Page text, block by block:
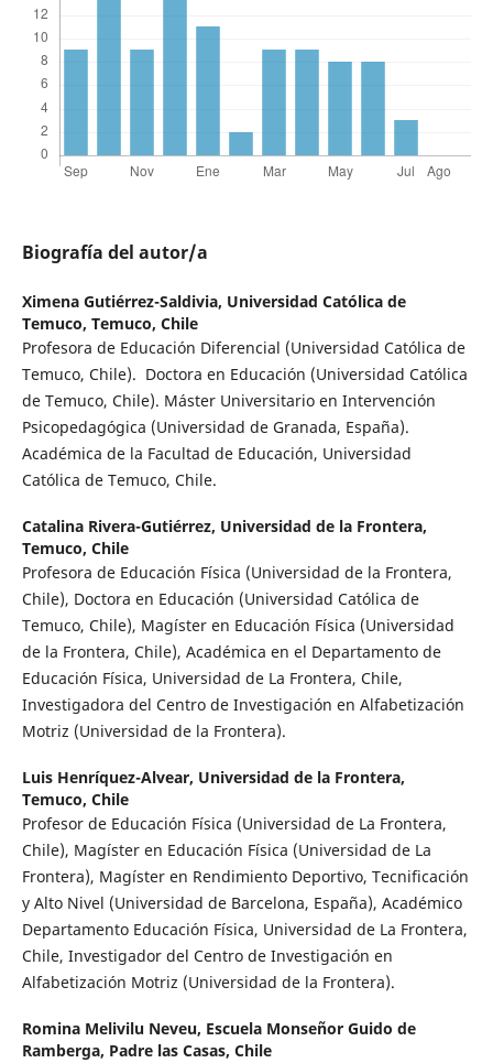
Biografía del autor/a
Ximena Gutiérrez-Saldivia, Universidad Católica de
Temuco, Temuco, Chile
Profesora de Educación Diferencial (Universidad Católica de
Temuco, Chile). Doctora en Educación (Universidad Católica
de Temuco, Chile). Máster Universitario en Intervención
Psicopedagógica (Universidad de Granada, España).
Académica de la Facultad de Educación, Universidad
Católica de Temuco, Chile.
Catalina Rivera-Gutiérrez, Universidad de la Frontera,
Temuco, Chile
Profesora de Educación Física (Universidad de la Frontera,
Chile), Doctora en Educación (Universidad Católica de
Temuco, Chile), Magíster en Educación Física (Universidad
de la Frontera, Chile), Académica en el Departamento de
Educación Física, Universidad de La Frontera, Chile,
Investigadora del Centro de Investigación en Alfabetización
Motriz (Universidad de la Frontera).
Luis Henríquez-Alvear, Universidad de la Frontera,
Temuco, Chile
Profesor de Educación Física (Universidad de La Frontera,
Chile), Magíster en Educación Física (Universidad de La
Frontera), Magíster en Rendimiento Deportivo, Tecnificación
y Alto Nivel (Universidad de Barcelona, España), Académico
Departamento Educación Física, Universidad de La Frontera,
Chile, Investigador del Centro de Investigación en
Alfabetización Motriz (Universidad de la Frontera).
Romina Melivilu Neveu, Escuela Monseñor Guido de
Ramberga, Padre las Casas, Chile